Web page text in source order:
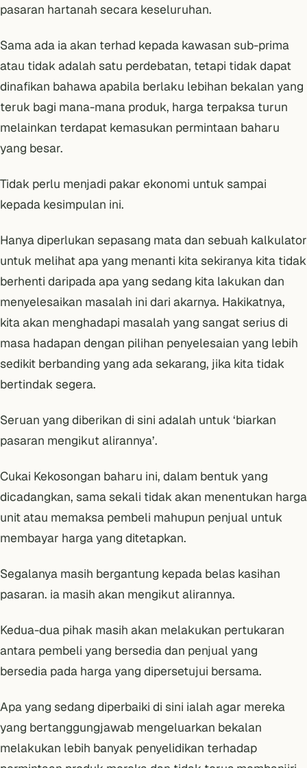
pasaran hartanah secara keseluruhan.
Sama ada ia akan terhad kepada kawasan sub-prima
atau tidak adalah satu perdebatan, tetapi tidak dapat
dinafikan bahawa apabila berlaku lebihan bekalan yang
teruk bagi mana-mana produk, harga terpaksa turun
melainkan terdapat kemasukan permintaan baharu
yang besar.
Tidak perlu menjadi pakar ekonomi untuk sampai
kepada kesimpulan ini.
Hanya diperlukan sepasang mata dan sebuah kalkulator
untuk melihat apa yang menanti kita sekiranya kita tidak
berhenti daripada apa yang sedang kita lakukan dan
menyelesaikan masalah ini dari akarnya. Hakikatnya,
kita akan menghadapi masalah yang sangat serius di
masa hadapan dengan pilihan penyelesaian yang lebih
sedikit berbanding yang ada sekarang, jika kita tidak
bertindak segera.
Seruan yang diberikan di sini adalah untuk ‘biarkan
pasaran mengikut alirannya’.
Cukai Kekosongan baharu ini, dalam bentuk yang
dicadangkan, sama sekali tidak akan menentukan harga
unit atau memaksa pembeli mahupun penjual untuk
membayar harga yang ditetapkan.
Segalanya masih bergantung kepada belas kasihan
pasaran. ia masih akan mengikut alirannya.
Kedua-dua pihak masih akan melakukan pertukaran
antara pembeli yang bersedia dan penjual yang
bersedia pada harga yang dipersetujui bersama.
Apa yang sedang diperbaiki di sini ialah agar mereka
yang bertanggungjawab mengeluarkan bekalan
melakukan lebih banyak penyelidikan terhadap